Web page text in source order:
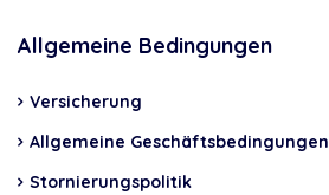
Allgemeine Bedingungen
Versicherung
Allgemeine Geschäftsbedingungen
Stornierungspolitik